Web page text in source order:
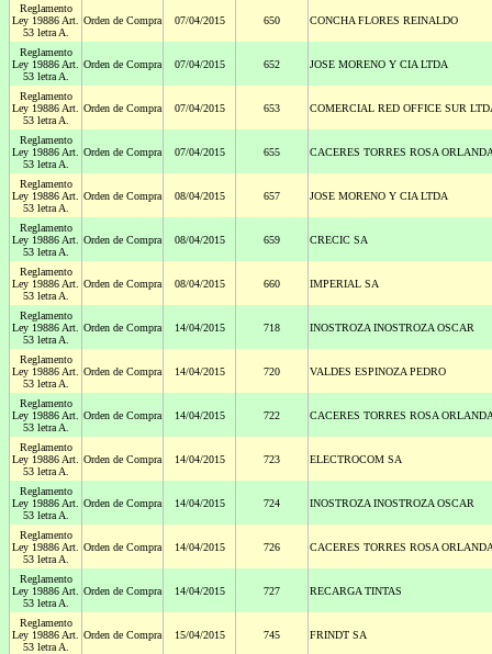
Reglamento
Ley 19886 Art.
53 letra A.
Orden de Compra 07/04/2015 650 CONCHA FLORES REINALDO
Reglamento
Ley 19886 Art.
53 letra A.
Orden de Compra 07/04/2015 652 JOSE MORENO Y CIA LTDA
Reglamento
Ley 19886 Art.
53 letra A.
Orden de Compra 07/04/2015 653 COMERCIAL RED OFFICE SUR
Reglamento
Ley 19886 Art.
53 letra A.
Orden de Compra 07/04/2015 655 CACERES TORRES ROSA
Reglamento
Ley 19886 Art.
53 letra A.
Orden de Compra 08/04/2015 657 JOSE MORENO Y CIA LTDA
Reglamento
Ley 19886 Art.
53 letra A.
Orden de Compra 08/04/2015 659 CRECIC SA
Reglamento
Ley 19886 Art.
53 letra A.
Orden de Compra 08/04/2015 660 IMPERIAL SA
Reglamento
Ley 19886 Art.
53 letra A.
Orden de Compra 14/04/2015 718 INOSTROZA INOSTROZA OSCAR
Reglamento
Ley 19886 Art.
53 letra A.
Orden de Compra 14/04/2015 720 VALDES ESPINOZA PEDRO
Reglamento
Ley 19886 Art.
53 letra A.
Orden de Compra 14/04/2015 722 CACERES TORRES ROSA
Reglamento
Ley 19886 Art.
53 letra A.
Orden de Compra 14/04/2015 723 ELECTROCOM SA
Reglamento
Ley 19886 Art.
53 letra A.
Orden de Compra 14/04/2015 724 INOSTROZA INOSTROZA OSCAR
Reglamento
Ley 19886 Art.
53 letra A.
Orden de Compra 14/04/2015 726 CACERES TORRES ROSA
Reglamento
Ley 19886 Art.
53 letra A.
Orden de Compra 14/04/2015 727 RECARGA TINTAS
Reglamento
Ley 19886 Art.
53 letra A.
Orden de Compra 15/04/2015 745 FRINDT SA